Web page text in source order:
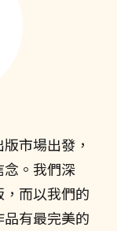
市場出發，
念。我們深
而以我們的
有最完美的